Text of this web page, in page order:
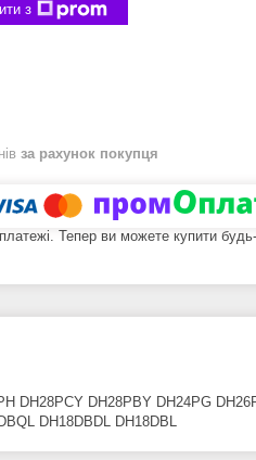
з
за рахунок покупця
Тепер ви можете купити
DH28PCY DH28PBY DH24PG
DH18DBDL DH18DBL